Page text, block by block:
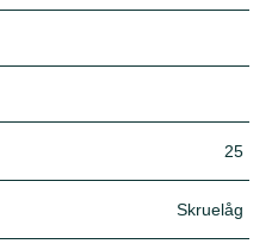
25
Skruelåg